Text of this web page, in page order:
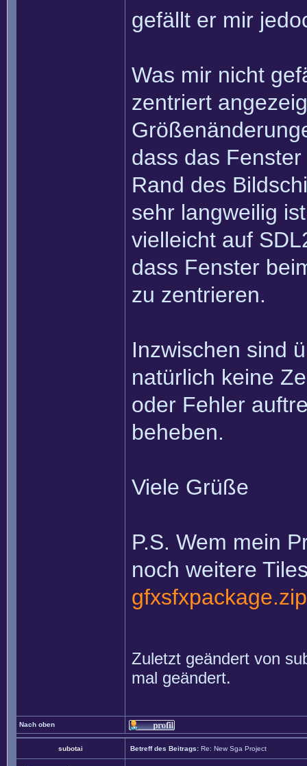
gefällt er mir
Was mir nicht
zentriert
dass das
Rand des
sehr langweilig
vielleicht auf
dass Fenster
zu zentrieren.
Inzwischen sind
natürlich keine
oder Fehler
beheben.
Viele Grüße
P.S. Wem mein
noch weitere
gfxsfxpackage.zip
Zuletzt geändert von
mal geändert.
Nach oben
subotai Betreff des Beitrags: Re: New Sga Project